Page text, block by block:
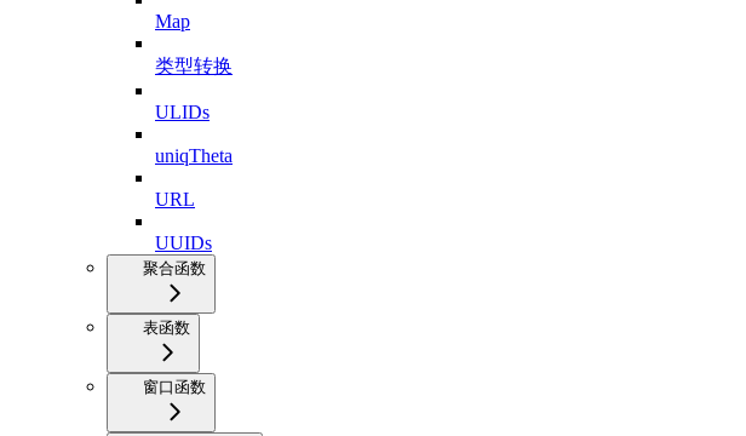
Map
类型转换
ULIDs
uniqTheta
URL
UUIDs
聚合函数
表函数
窗口函数